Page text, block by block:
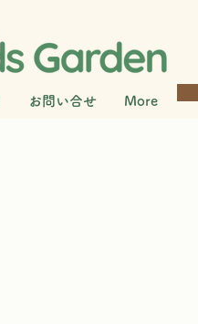
お問い合せ More